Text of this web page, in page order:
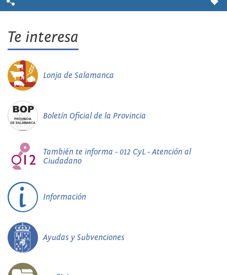
Te interesa
Lonja de Salamanca
Boletín Oficial de la Provincia
También te informa - 012 CyL - Atención al
Ciudadano
Información
Ayudas y Subvenciones